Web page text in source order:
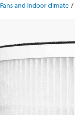
Fans and indoor climate